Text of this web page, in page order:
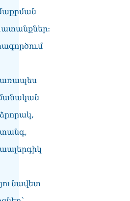
Կայուն ու տևական
անհրաժեշտ է, որ
արցախցիները
վերադառնան, գերիներն
08.08.2026
Մաhացել է Մեսսիի հայրը
Աբրահամյանի վերաբերյալ
ՏԵՍԱՆՅՈւԹ․ «Այսօր